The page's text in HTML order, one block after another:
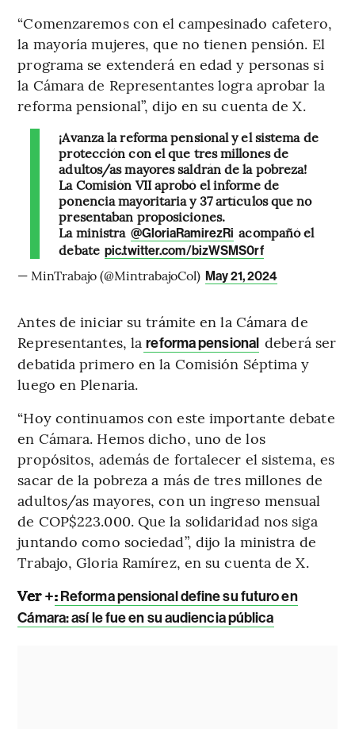
“Comenzaremos con el campesinado cafetero,
la mayoría mujeres, que no tienen pensión. El
programa se extenderá en edad y personas si
la Cámara de Representantes logra aprobar la
reforma pensional”, dijo en su cuenta de X.
¡Avanza la reforma pensional y el sistema de
protección con el que tres millones de
adultos/as mayores saldrán de la pobreza!
La Comisión VII aprobó el informe de
ponencia mayoritaria y 37 artículos que no
presentaban proposiciones.
La ministra @GloriaRamirezRi acompañó el
debate pic.twitter.com/bizWSMS0rf
— MinTrabajo (@MintrabajoCol) May 21, 2024
Antes de iniciar su trámite en la Cámara de
Representantes, la reforma pensional deberá ser
debatida primero en la Comisión Séptima y
luego en Plenaria.
“Hoy continuamos con este importante debate
en Cámara. Hemos dicho, uno de los
propósitos, además de fortalecer el sistema, es
sacar de la pobreza a más de tres millones de
adultos/as mayores, con un ingreso mensual
de COP$223.000. Que la solidaridad nos siga
juntando como sociedad”, dijo la ministra de
Trabajo, Gloria Ramírez, en su cuenta de X.
Ver +:Reforma pensional define su futuro en
Cámara: así le fue en su audiencia pública